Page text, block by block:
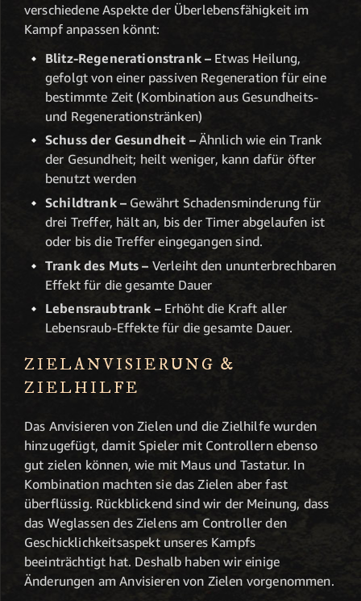
verschiedene Aspekte der Überlebensfähigkeit im
Kampf anpassen könnt:
Blitz-Regenerationstrank – Etwas Heilung,
gefolgt von einer passiven Regeneration für eine
bestimmte Zeit (Kombination aus Gesundheits-
und Regenerationstränken)
Schuss der Gesundheit –Ähnlich wie ein Trank
der Gesundheit; heilt weniger, kann dafür öfter
benutzt werden
Schildtrank – Gewährt Schadensminderung für
drei Treffer, hält an, bis der Timer abgelaufen ist
oder bis die Treffer eingegangen sind.
Trank des Muts – Verleiht den ununterbrechbaren
Effekt für die gesamte Dauer
Lebensraubtrank –Erhöht die Kraft aller
Lebensraub-Effekte für die gesamte Dauer.
ZIELANVISIERUNG &
ZIELHILFE
Das Anvisieren von Zielen und die Zielhilfe wurden
hinzugefügt, damit Spieler mit Controllern ebenso
gut zielen können, wie mit Maus und Tastatur. In
Kombination machten sie das Zielen aber fast
überflüssig. Rückblickend sind wir der Meinung, dass
das Weglassen des Zielens am Controller den
Geschicklichkeitsaspekt unseres Kampfs
beeinträchtigt hat. Deshalb haben wir einige
Änderungen am Anvisieren von Zielen vorgenommen.